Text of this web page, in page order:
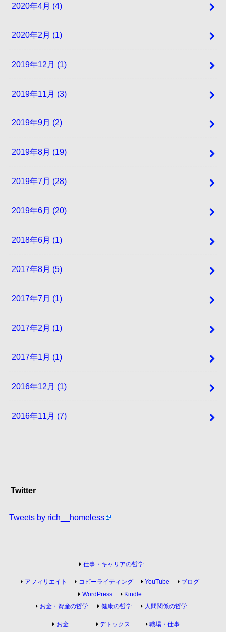
2020年4月 (4)
2020年2月 (1)
2019年12月 (1)
2019年11月 (3)
2019年9月 (2)
2019年8月 (19)
2019年7月 (28)
2019年6月 (20)
2018年6月 (1)
2017年8月 (5)
2017年7月 (1)
2017年2月 (1)
2017年1月 (1)
2016年12月 (1)
2016年11月 (7)
Twitter
Tweets by rich__homeless
仕事・キャリアの哲学
アフィリエイト コピーライティング YouTube
ブログ
WordPress
Kindle
お金・資産の哲学
お金
健康の哲学
デトックス
人間関係の哲学
職場・仕事